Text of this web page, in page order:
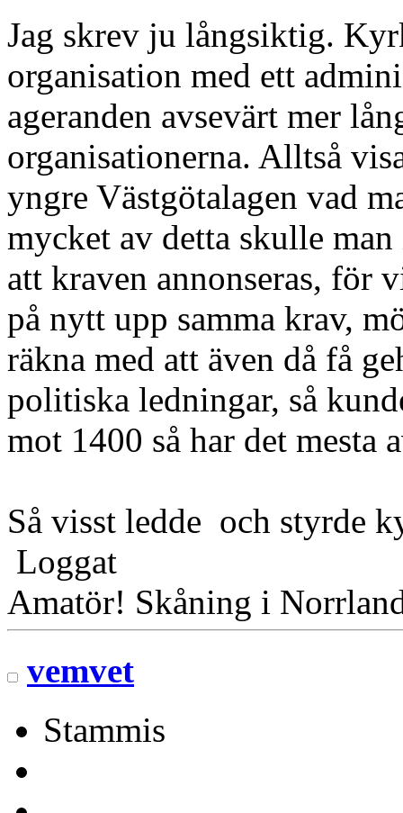
Jag skrev ju långsiktig.
organisation med ett
ageranden avsevärt mer
organisationerna. Alltså
yngre Västgötalagen vad
mycket av detta skulle
att kraven annonseras, för
på nytt upp samma krav,
räkna med att även då få
politiska ledningar, så
mot 1400 så har det
Så visst ledde och styrde
Loggat
Amatör! Skåning i
vemvet
Stammis